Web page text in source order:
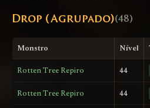
Drop (Agrupado)(48)
Monstro Nível
Rotten Tree Repiro
44
Rotten Tree Repiro
44